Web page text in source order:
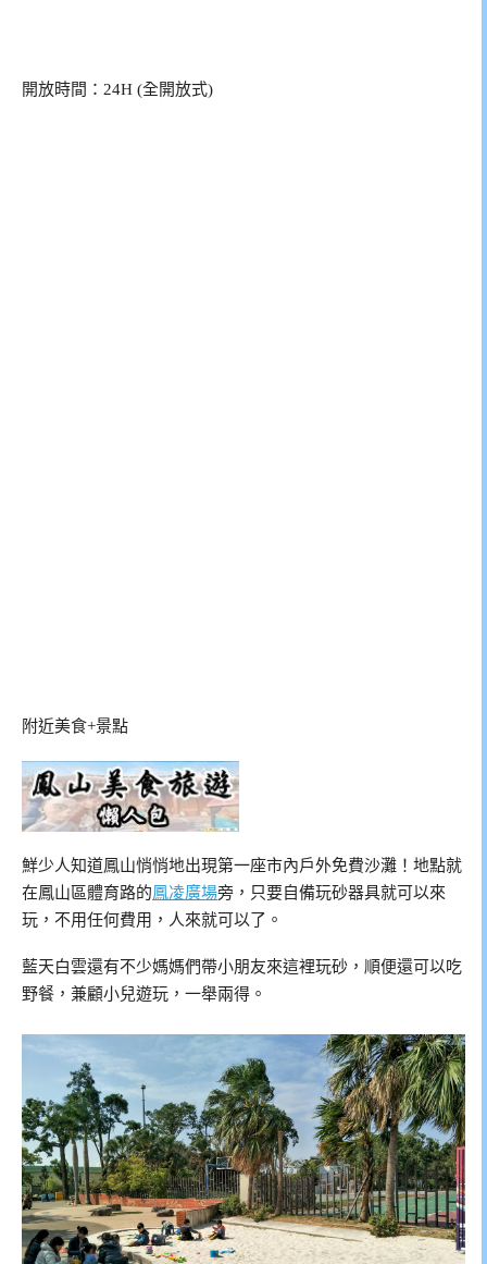
開放時間：24H (全開放式)
附近美食+景點
鮮少人知道鳳山悄悄地出現第一座市內戶外免費沙灘！地點就
在鳳山區體育路的鳳凌廣場旁，只要自備玩砂器具就可以來
玩，不用任何費用，人來就可以了。
藍天白雲還有不少媽媽們帶小朋友來這裡玩砂，順便還可以吃
野餐，兼顧小兒遊玩，一舉兩得。